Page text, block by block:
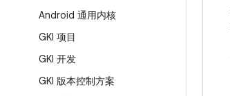
Android 通用内核
GKI 项目
GKI 开发
GKI 版本控制方案